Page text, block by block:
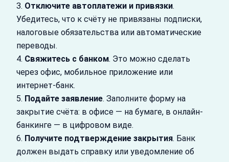
3. Отключите автоплатежи и привязки.
Убедитесь, что к счёту не привязаны подписки,
налоговые обязательства или автоматические
переводы.
4. Свяжитесь с банком. Это можно сделать
через офис, мобильное приложение или
интернет-банк.
5. Подайте заявление. Заполните форму на
закрытие счёта: в офисе — на бумаге, в онлайн-
банкинге — в цифровом виде.
6. Получите подтверждение закрытия. Банк
должен выдать справку или уведомление об